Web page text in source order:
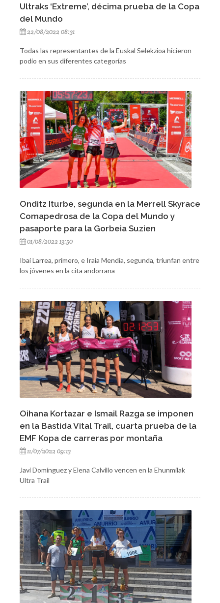
Ultraks ‘Extreme’, décima prueba de la Copa
del Mundo
22/08/2022 08:31
Todas las representantes de la Euskal Selekzioa hicieron
podio en sus diferentes categorías
Onditz Iturbe, segunda en la Merrell Skyrace
Comapedrosa de la Copa del Mundo y
pasaporte para la Gorbeia Suzien
01/08/2022 13:50
Ibai Larrea, primero, e Iraia Mendia, segunda, triunfan entre
los jóvenes en la cita andorrana
Oihana Kortazar e Ismail Razga se imponen
en la Bastida Vital Trail, cuarta prueba de la
EMF Kopa de carreras por montaña
11/07/2022 09:13
Javi Domínguez y Elena Calvillo vencen en la Ehunmilak
Ultra Trail